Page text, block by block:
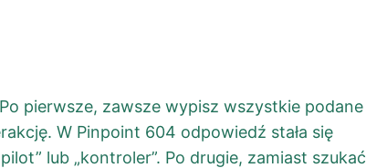
pierwsze, zawsze wypisz wszystkie podane
W Pinpoint 604 odpowiedź stała się
lub „kontroler”. Po drugie, zamiast szukać